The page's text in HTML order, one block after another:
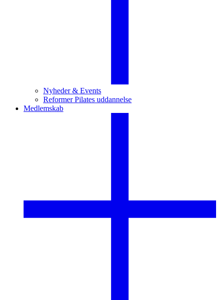
Nyheder & Events
Reformer Pilates uddannelse
Medlemskab